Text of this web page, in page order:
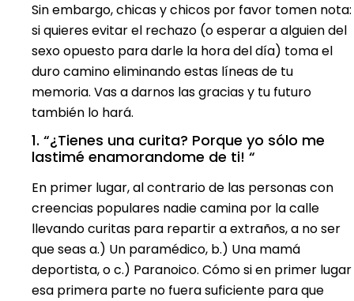
Sin embargo, chicas y chicos por favor tomen nota:
si quieres evitar el rechazo (o esperar a alguien del
sexo opuesto para darle la hora del día) toma el
duro camino eliminando estas líneas de tu
memoria. Vas a darnos las gracias y tu futuro
también lo hará.
1. “¿Tienes una curita? Porque yo sólo me
lastimé enamorandome de ti! “
En primer lugar, al contrario de las personas con
creencias populares nadie camina por la calle
llevando curitas para repartir a extraños, a no ser
que seas a.) Un paramédico, b.) Una mamá
deportista, o c.) Paranoico. Cómo si en primer lugar
esa primera parte no fuera suficiente para que